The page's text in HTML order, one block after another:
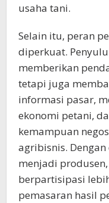
usaha tani.
Selain itu, peran
diperkuat.
memberikan
tetapi juga
informasi pasar,
ekonomi petani,
kemampuan
agribisnis.
menjadi
berpartisipasi
pemasaran hasil